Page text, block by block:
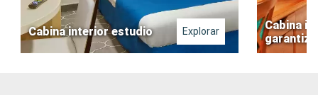
Cabina interior estudio Explorar
Cabina